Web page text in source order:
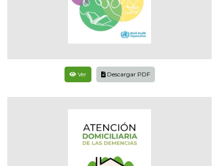
Ver Descargar PDF